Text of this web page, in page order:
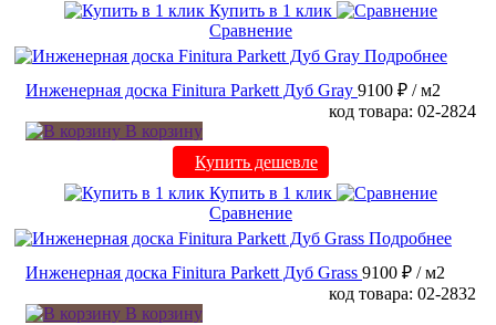
Купить в 1 клик
Сравнение
Подробнее
Инженерная доска Finitura Parkett Дуб Gray 9100 ₽ / м2
код товара: 02-2824
В корзину
Купить дешевле
Купить в 1 клик
Сравнение
Подробнее
Инженерная доска Finitura Parkett Дуб Grass 9100 ₽ / м2
код товара: 02-2832
В корзину